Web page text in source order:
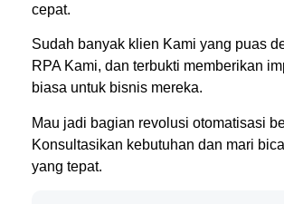
cepat.
Sudah banyak klien Kami yang puas
RPA Kami, dan terbukti memberikan
biasa untuk bisnis mereka.
Mau jadi bagian revolusi otomatisasi
Konsultasikan kebutuhan dan mari
yang tepat.